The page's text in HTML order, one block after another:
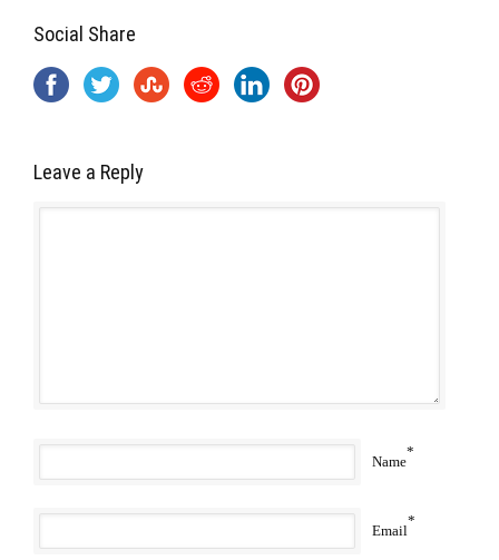
Social Share
Leave a Reply
Name
*
Email
*